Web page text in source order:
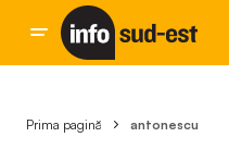
Prima pagină antonescu